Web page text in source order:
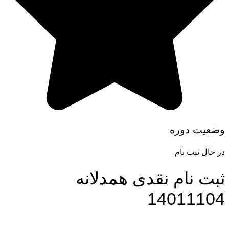
وضعیت دوره
در حال ثبت نام
ثبت نام نقدی همدلانه
14011104